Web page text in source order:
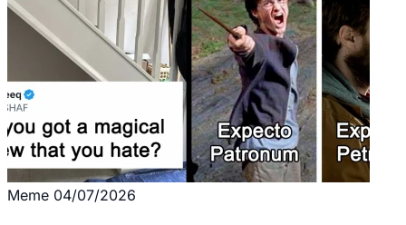
Meme 04/07/2026